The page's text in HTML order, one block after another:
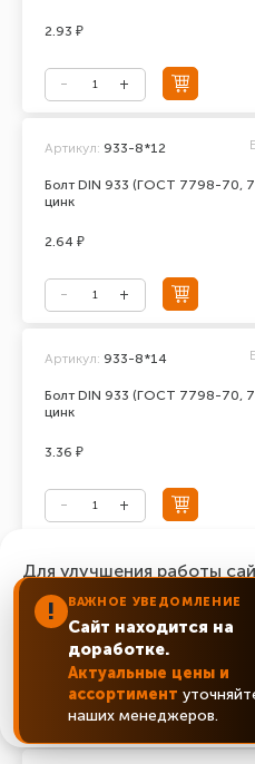
2.93 ₽
Болт DIN 933 (ГОСТ 7798-70,
цинк
Артикул: 933-8*12
2.64 ₽
Болт DIN 933 (ГОСТ 7798-70,
цинк
Артикул: 933-8*14
3.36 ₽
Болт DIN 933 (ГОСТ 7798-70,
цинк
Артикул: 933-8*16
2.64 ₽
! ВАЖНОЕ УВЕДОМЛЕНИЕ
Сайт находится на
доработке.
Актуальные цены и
ассортимент
наших менеджеров.
Для улучшения работы
пользователями мы
согласиться с нашим
нажмите “Ок, понятно!”
ОК, понятно!